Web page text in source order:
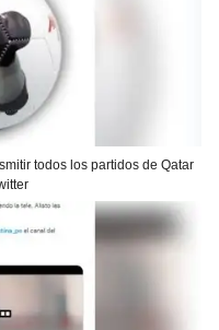
todos los partidos de Qatar